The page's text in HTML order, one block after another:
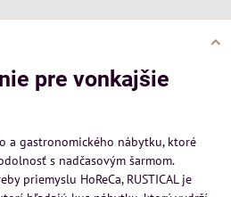
pre vonkajšie
a gastronomického nábytku, ktoré
s nadčasovým šarmom.
priemyslu HoReCa, RUSTICAL je